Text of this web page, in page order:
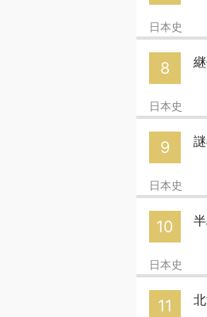
日本史
8
日本史
9
日本史
10
日本史
11